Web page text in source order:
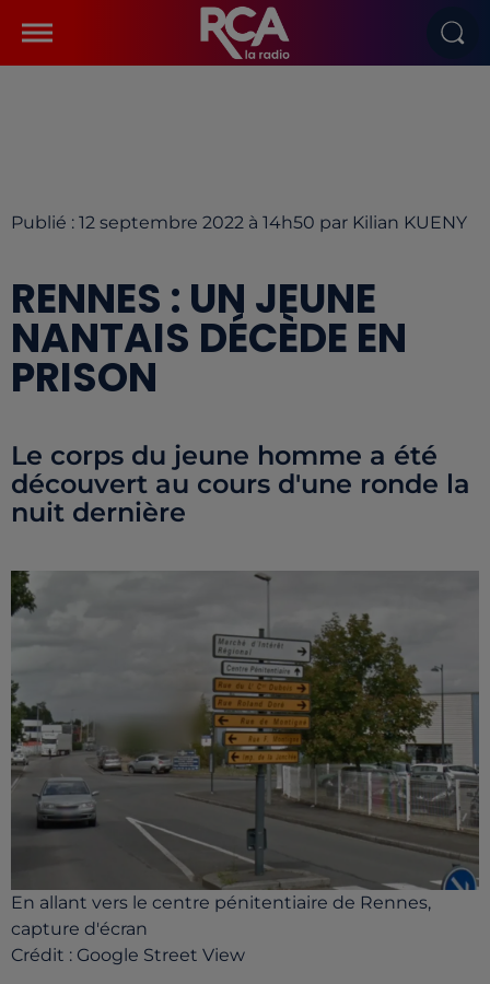
Publié : 12 septembre 2022 à 14h50 par Kilian KUENY
RENNES : UN JEUNE
NANTAIS DÉCÈDE EN
PRISON
Le corps du jeune homme a été
découvert au cours d'une ronde la
nuit dernière
En allant vers le centre pénitentiaire de Rennes,
capture d'écran
Crédit : Google Street View